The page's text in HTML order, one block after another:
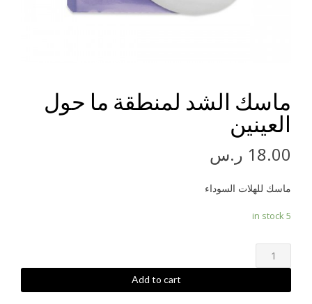
ماسك الشد لمنطقة ما حول
العينين
18.00 ر.س
ماسك للهلات السوداء
5 in stock
ماسك
الشد
ما
Add to cart